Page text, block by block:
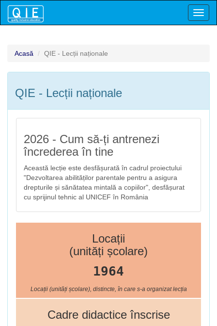
Acasă QIE - Lecții naționale
QIE - Lecții naționale
2026 - Cum să-ți antrenezi
încrederea în tine
Această lecție este desfășurată în cadrul proiectului
"Dezvoltarea abilităților parentale pentru a asigura
drepturile și sănătatea mintală a copiilor", desfășurat
cu sprijinul tehnic al UNICEF în România
Locații
(unități școlare)
1964
Locații (unități școlare), distincte, în care s-a organizat lecția
Cadre didactice înscrise